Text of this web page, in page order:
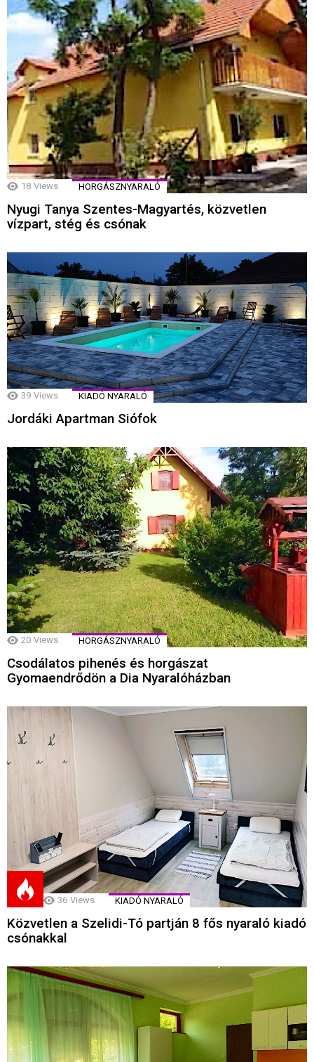
18 Views HORGÁSZNYARALÓ
Nyugi Tanya Szentes-Magyartés, közvetlen
vízpart, stég és csónak
39 Views KIADÓ NYARALÓ
Jordáki Apartman Siófok
20 Views HORGÁSZNYARALÓ
Csodálatos pihenés és horgászat
Gyomaendrődön a Dia Nyaralóházban
36 Views KIADÓ NYARALÓ
Közvetlen a Szelidi-Tó partján 8 fős nyaraló kiadó
csónakkal